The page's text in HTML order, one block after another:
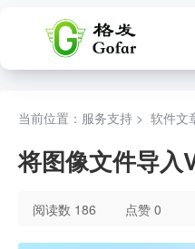
当前位置：服务支持 > 软件文
将图像文件导
阅读数 186 点赞 0